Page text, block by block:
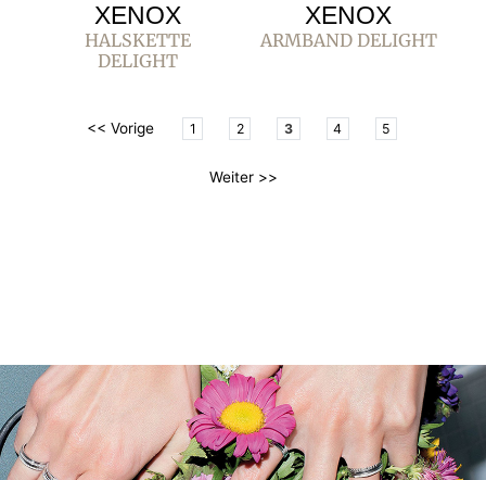
XENOX
HALSKETTE
DELIGHT
XENOX
ARMBAND DELIGHT
<< Vorige 1 2 3 4 5
Weiter >>